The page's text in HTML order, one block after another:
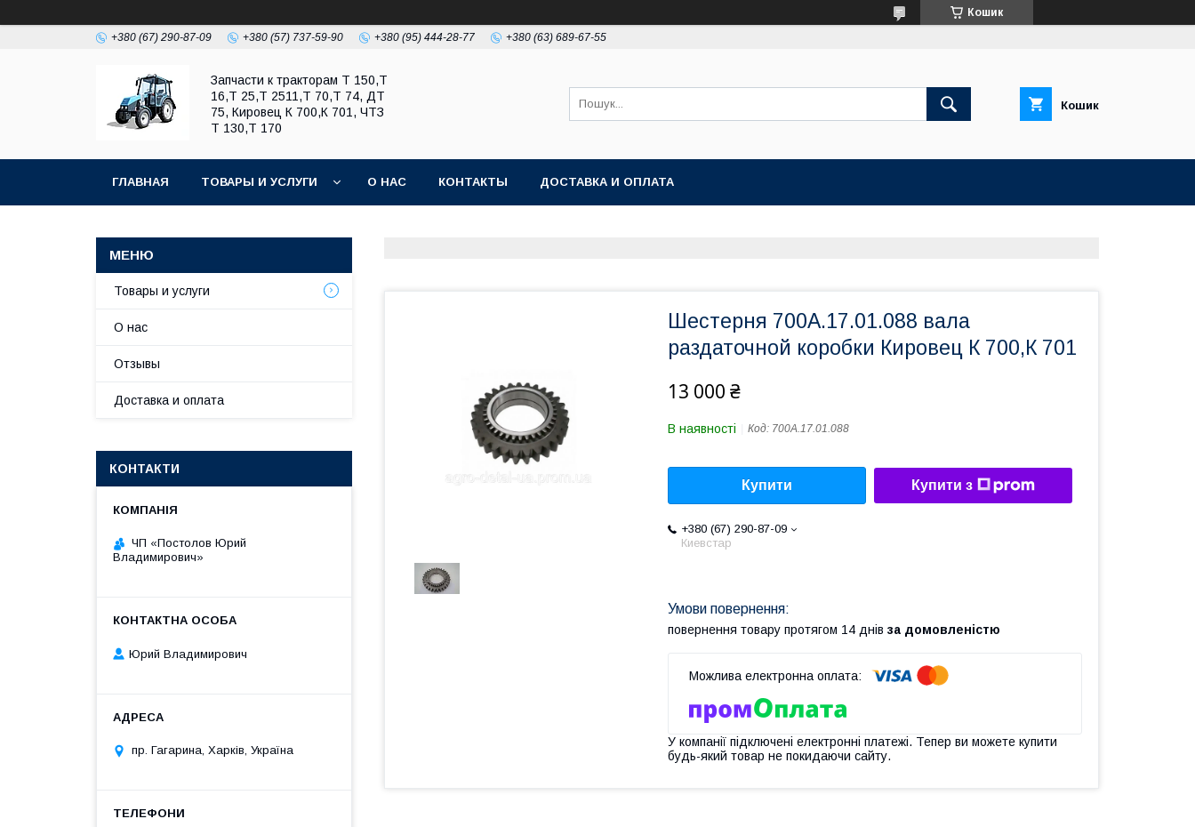
Кошик
+380 (67) 290-87-09 +380 (57) 737-59-90 +380 (95) 444-28-77 +380 (63) 689-67-55
Запчасти к тракторам Т 150,Т
16,Т 25,Т 2511,Т 70,Т 74, ДТ
75, Кировец К 700,К 701, ЧТЗ
Т 130,Т 170
Кошик
ГЛАВНАЯ ТОВАРЫ И УСЛУГИ О НАС КОНТАКТЫ ДОСТАВКА И ОПЛАТА
Шестерня 700А.17.01.088 вала
раздаточной коробки Кировец К 700,К 701
13 000 ₴
В наявності Код: 700А.17.01.088
Купити Купити з
+380 (67) 290-87-09
Киевстар
повернення товару протягом 14 днів за домовленістю
У компанії підключені електронні платежі. Тепер ви можете купити
будь-який товар не покидаючи сайту.
Товары и услуги
О нас
Отзывы
Доставка и оплата
КОНТАКТИ
ЧП «Постолов Юрий
Владимирович»
Юрий Владимирович
пр. Гагарина, Харків, Україна